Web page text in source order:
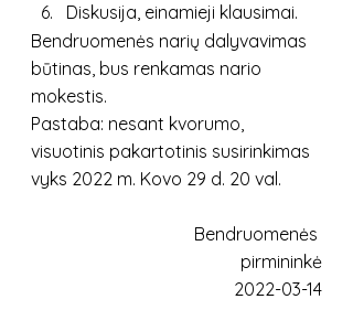
Diskusija, einamieji klausimai.
Bendruomenės narių dalyvavimas
būtinas, bus renkamas nario
mokestis.
Pastaba: nesant kvorumo,
visuotinis pakartotinis susirinkimas
vyks 2022 m. Kovo 29 d. 20 val.
pirmininkė
2022-03-14